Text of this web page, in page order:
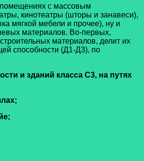
с массовым
кинотеатры (шторы и занавеси),
мягкой мебели и прочее), ну и
материалов. Во-первых,
материалов, делит их
способности (Д1-Д3), по
и зданий класса С3, на путях